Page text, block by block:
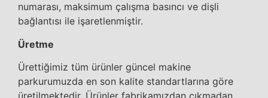
numarası, maksimum çalışma basıncı ve dişli
bağlantısı ile işaretlenmiştir.
Üretme
Ürettiğimiz tüm ürünler güncel makine
parkurumuzda en son kalite standartlarına göre
üretilmektedir. Ürünler fabrikamızdan çıkmadan